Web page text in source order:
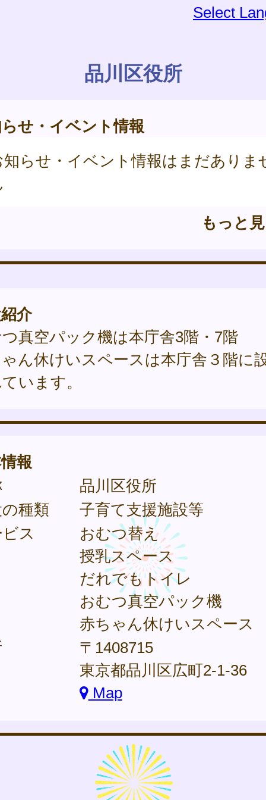
Select
品川区役所
せ・イベント情報
知らせ・イベント情報はまだありま
もっと
介
真空パック機は本庁舎3階・7階
ん休けいスペースは本庁舎３階に
います。
報
品川区役所
種類
子育て支援施設等
ス
おむつ替え
授乳スペース
だれでもトイレ
おむつ真空パック機
赤ちゃん休けいスペース
〒1408715
東京都品川区広町2-1-36
Map